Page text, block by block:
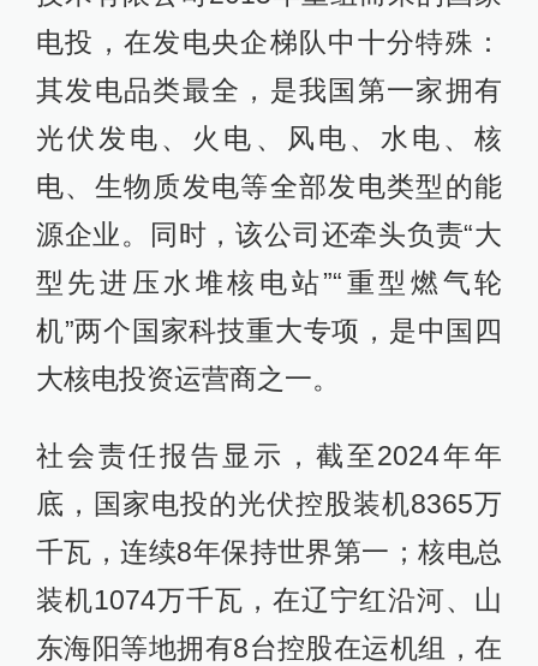
电投，在发电央企梯队中十分特殊：
其发电品类最全，是我国第一家拥有
光伏发电、火电、风电、水电、核
电、生物质发电等全部发电类型的能
源企业。同时，该公司还牵头负责“大
型先进压水堆核电站”“重型燃气轮
机”两个国家科技重大专项，是中国四
大核电投资运营商之一。
社会责任报告显示，截至2024年年
底，国家电投的光伏控股装机8365万
千瓦，连续8年保持世界第一；核电总
装机1074万千瓦，在辽宁红沿河、山
东海阳等地拥有8台控股在运机组，在